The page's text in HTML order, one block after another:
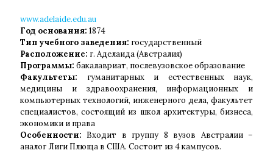
www.adelaide.edu.au
Год основания:1874
Тип учебного заведения: государственный
Расположение:г. Аделаида (Австралия)
Программы:бакалавриат, послевузовское образование
Факультеты:гуманитарных и естественных наук,
медицины и здравоохранения, информационных и
www.adelaide.edu.au
Год основания: 1874
Тип учебного заведения: государственный
Расположение: г. Аделаида (Австралия)
Программы: бакалавриат, послевузовское образование
Факультеты: гуманитарных и естественных наук,
медицины и здравоохранения, информационных и
компьютерных технологий, инженерного дела, факультет
специалистов, состоящий из школ архитектуры, бизнеса,
экономики и права
Особенности: Входит в группу 8 вузов Австралии –
аналог Лиги Плюща в США. Состоит из 4 кампусов.